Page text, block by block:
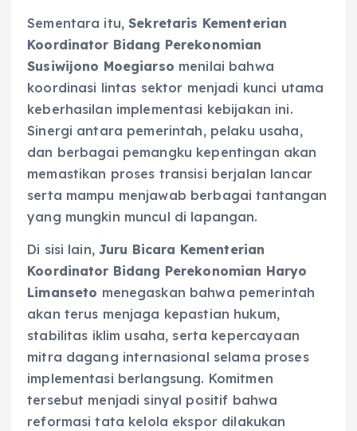
Sementara itu,Sekretaris Kementerian
Koordinator Bidang Perekonomian
Susiwijono Moegiarso menilai bahwa
koordinasi lintas sektor menjadi kunci utama
keberhasilan implementasi kebijakan ini.
Sinergi antara pemerintah, pelaku usaha,
dan berbagai pemangku kepentingan akan
memastikan proses transisi berjalan lancar
serta mampu menjawab berbagai tantangan
yang mungkin muncul di lapangan.
Di sisi lain,Juru Bicara Kementerian
Koordinator Bidang Perekonomian Haryo
Limanseto menegaskan bahwa pemerintah
akan terus menjaga kepastian hukum,
stabilitas iklim usaha, serta kepercayaan
mitra dagang internasional selama proses
implementasi berlangsung. Komitmen
tersebut menjadi sinyal positif bahwa
reformasi tata kelola ekspor dilakukan